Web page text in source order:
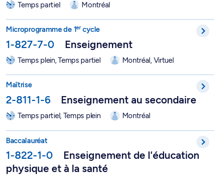
Temps partiel Montréal
er cycle de qualification en
Microprogramme de 1ercycle
1-827-7-0 Enseignement
Temps plein, Temps partiel Montréal, Virtuel
Maîtrise en éducation, option Enseignement au secondaire -
Maîtrise
2-811-1-6 Enseignement au secondaire
Temps partiel, Temps plein Montréal
Baccalauréat en enseignement de l'éducation physique et à
Baccalauréat
1-822-1-0
Enseignement de l'éducation
physique et à la santé